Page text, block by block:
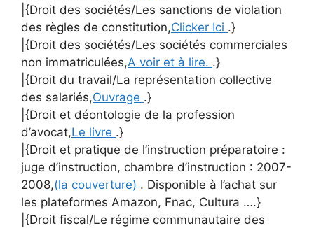
|{Droit des sociétés/Les sanctions de violation
des règles de constitution,Clicker Ici .}
|{Droit des sociétés/Les sociétés commerciales
non immatriculées,A voir et à lire. .}
|{Droit du travail/La représentation collective
des salariés,Ouvrage .}
|{Droit et déontologie de la profession
d’avocat,Le livre .}
|{Droit et pratique de l’instruction préparatoire :
juge d’instruction, chambre d’instruction : 2007-
2008,(la couverture) . Disponible à l’achat sur
les plateformes Amazon, Fnac, Cultura ….}
|{Droit fiscal/Le régime communautaire des